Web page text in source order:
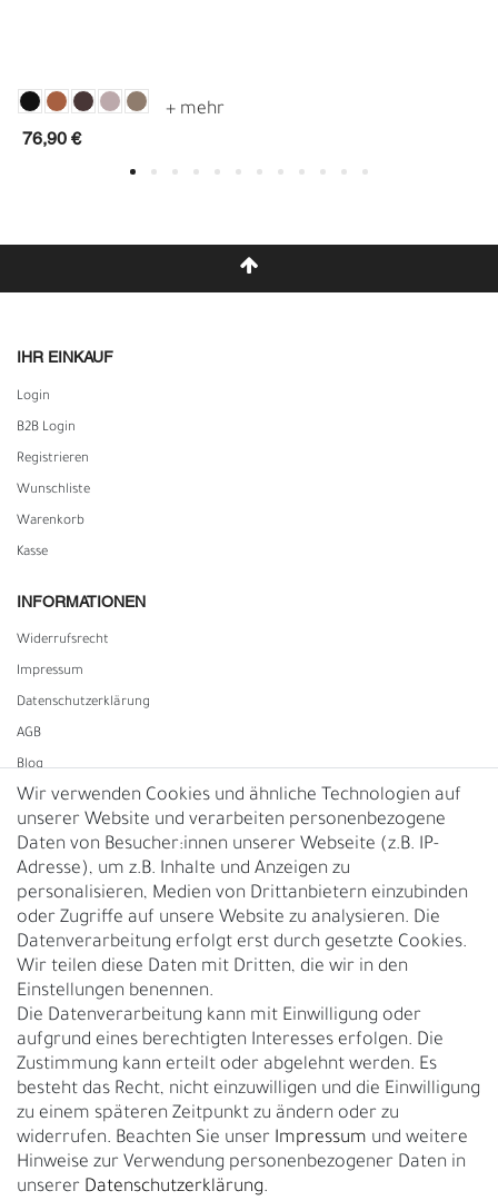
76,90 €
IHR EINKAUF
Login
B2B Login
Registrieren
Wunschliste
Warenkorb
Kasse
INFORMATIONEN
Widerrufs­recht
Impressum
Daten­schutz­erklärung
AGB
Blog
Vertrag widerrufen
UNTERNEHMEN
Nachhaltigkeit
Kontakt
Über uns
Rückgabe
Gürtelgröße messen
Garantie
GESCHÄFTSKUNDEN & HÄNDLER
B2B Geschäftskunden
Wir verwenden Cookies und ähnliche Technologien auf
unserer Website und verarbeiten personenbezogene
Daten von Besucher:innen unserer Webseite (z.B. IP-
Adresse), um z.B. Inhalte und Anzeigen zu
personalisieren, Medien von Drittanbietern einzubinden
oder Zugriffe auf unsere Website zu analysieren. Die
Datenverarbeitung erfolgt erst durch gesetzte Cookies.
Wir teilen diese Daten mit Dritten, die wir in den
Einstellungen benennen.
Die Datenverarbeitung kann mit Einwilligung oder
aufgrund eines berechtigten Interesses erfolgen. Die
Zustimmung kann erteilt oder abgelehnt werden. Es
besteht das Recht, nicht einzuwilligen und die Einwilligung
zu einem späteren Zeitpunkt zu ändern oder zu
widerrufen. Beachten Sie unser Impressum und weitere
Hinweise zur Verwendung personenbezogener Daten in
unserer Daten­schutz­erklärung.